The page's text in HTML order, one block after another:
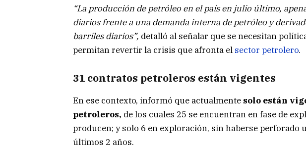
“La producción de petróleo en el país en julio último,
diarios frente a una demanda interna de petróleo y
barriles diarios”, detalló al señalar que se necesitan
permitan revertir la crisis que afronta el sector petrolero.
31 contratos petroleros están vigentes
En ese contexto, informó que actualmente solo están
petroleros, de los cuales 25 se encuentran en fase de
producen; y solo 6 en exploración, sin haberse perforado
últimos 2 años.